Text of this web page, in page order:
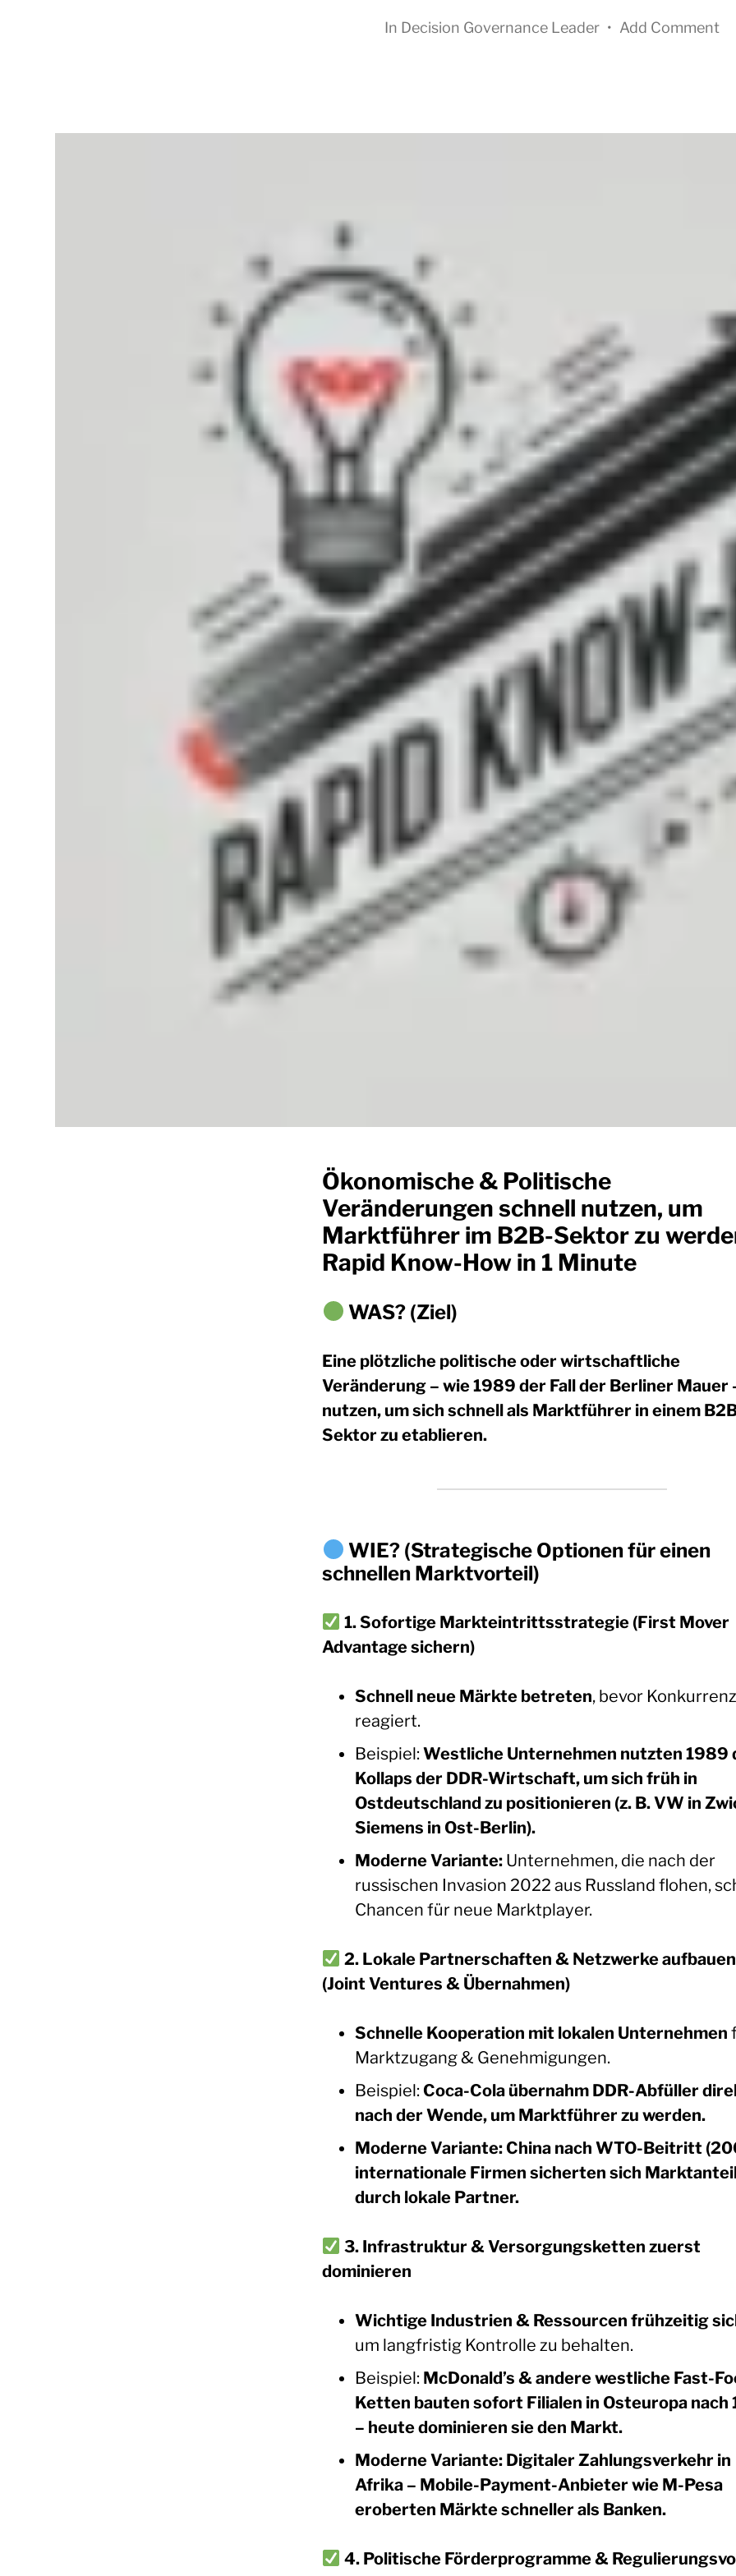
DECISION
In Decision Governance Leader • Add Comment
Ökonomische & Politische
Veränderungen schnell nutzen, um
Marktführer im B2B-Sektor zu
Rapid Know-How in 1 Minute
WAS? (Ziel)
Eine plötzliche politische oder wirtschaftliche
Veränderung – wie 1989 der Fall der Berliner Mauer
nutzen, um sich schnell als Marktführer in einem
Sektor zu etablieren.
WIE? (Strategische Optionen für einen
schnellen Marktvorteil)
1. Sofortige Markteintrittsstrategie (First Mover
Advantage sichern)
Schnell neue Märkte betreten, bevor Konkurrenz
reagiert.
Beispiel:Westliche Unternehmen nutzten 1989
Kollaps der DDR-Wirtschaft, um sich früh in
Ostdeutschland zu positionieren (z. B. VW in
Siemens in Ost-Berlin).
Moderne Variante: Unternehmen, die nach der
russischen Invasion 2022 aus Russland flohen,
Chancen für neue Marktplayer.
2. Lokale Partnerschaften & Netzwerke aufbauen
(Joint Ventures & Übernahmen)
Schnelle Kooperation mit lokalen Unternehmen
Marktzugang & Genehmigungen.
Beispiel:Coca-Cola übernahm DDR-Abfüller
nach der Wende, um Marktführer zu werden.
Moderne Variante:China nach WTO-Beitritt
internationale Firmen sicherten sich
durch lokale Partner.
3. Infrastruktur & Versorgungsketten zuerst
dominieren
Wichtige Industrien & Ressourcen frühzeitig
um langfristig Kontrolle zu behalten.
Beispiel: McDonald’s & andere westliche Fast-
Ketten bauten sofort Filialen in Osteuropa nach
– heute dominieren sie den Markt.
Moderne Variante: Digitaler Zahlungsverkehr in
Afrika – Mobile-Payment-Anbieter wie M-Pesa
eroberten Märkte schneller als Banken.
4. Politische Förderprogramme &